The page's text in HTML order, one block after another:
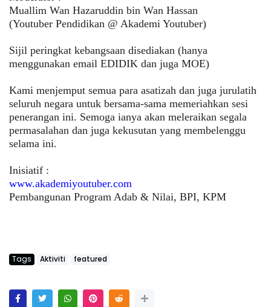
Muallim Wan Hazaruddin bin Wan Hassan
(Youtuber Pendidikan @ Akademi Youtuber)
Sijil peringkat kebangsaan disediakan (hanya
menggunakan email EDIDIK dan juga MOE)
Kami menjemput semua para asatizah dan juga jurulatih
seluruh negara untuk bersama-sama memeriahkan sesi
penerangan ini. Semoga ianya akan meleraikan segala
permasalahan dan juga kekusutan yang membelenggu
selama ini.
Inisiatif :
www.akademiyoutuber.com
Pembangunan Program Adab & Nilai, BPI, KPM
Tags Aktiviti featured